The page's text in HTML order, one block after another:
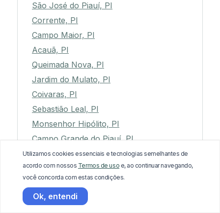
São José do Piauí, PI
Corrente, PI
Campo Maior, PI
Acauã, PI
Queimada Nova, PI
Jardim do Mulato, PI
Coivaras, PI
Sebastião Leal, PI
Monsenhor Hipólito, PI
Campo Grande do Piauí, PI
Barra D'Alcântara, PI
Francisco Ayres, PI
Bocaina, PI
Utilizamos cookies essenciais e tecnologias semelhantes de
acordo com nossos Termos de uso e, ao continuar navegando,
você concorda com estas condições.
Ok, entendi